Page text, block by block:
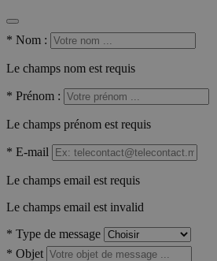
* Nom :
Le champs nom est requis
* Prénom :
Le champs prénom est requis
* E-mail
Le champs email est requis
Le champs email est invalid
* Type de message
* Objet